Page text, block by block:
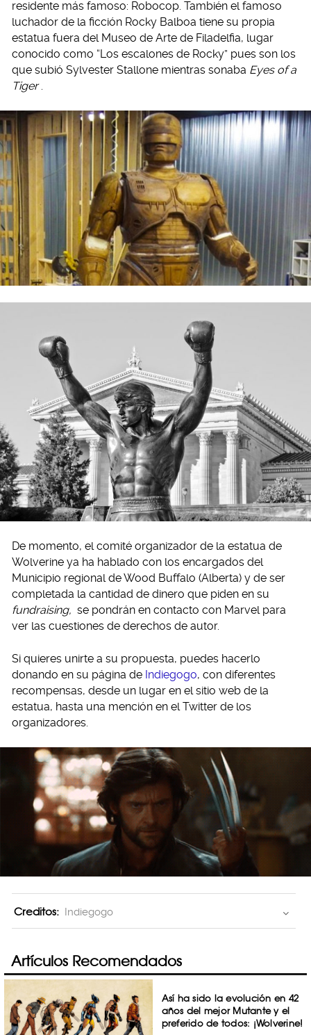
residente más famoso: Robocop. También el famoso
luchador de la ficción Rocky Balboa tiene su propia
estatua fuera del Museo de Arte de Filadelfia, lugar
conocido como “Los escalones de Rocky” pues son los
que subió Sylvester Stallone mientras sonaba Eyes of a
Tiger
De momento, el comité organizador de la estatua de
Wolverine ya ha hablado con los encargados del
Municipio regional de Wood Buffalo (Alberta) y de ser
completada la cantidad de dinero que piden en su
fundraising, se pondrán en contacto con Marvel para
ver las cuestiones de derechos de autor.
Si quieres unirte a su propuesta, puedes hacerlo
donando en su página de Indiegogo, con diferentes
recompensas, desde un lugar en el sitio web de la
estatua, hasta una mención en el Twitter de los
organizadores.
Creditos: Indiegogo
Artículos Recomendados
Así ha sido la evolución en 42
años del mejor Mutante y el
preferido de todos: ¡Wolverine!